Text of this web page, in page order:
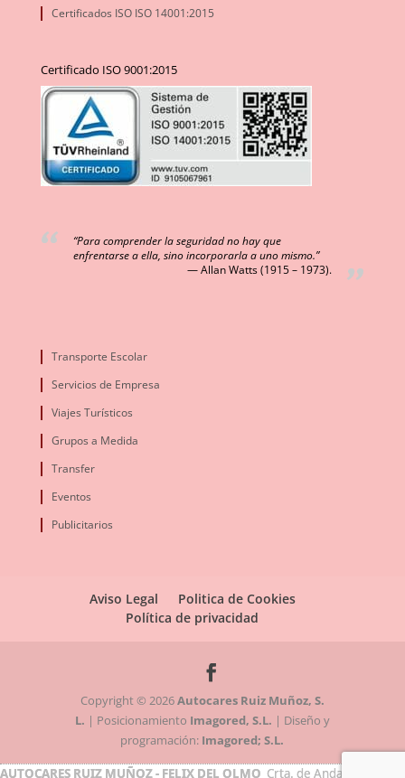
Certificados ISO ISO 14001:2015
Certificado ISO 9001:2015
“Para comprender la seguridad no hay que
enfrentarse a ella, sino incorporarla a uno mismo.”
Allan Watts (1915 – 1973).
Transporte Escolar
Servicios de Empresa
Viajes Turísticos
Grupos a Medida
Transfer
Eventos
Publicitarios
Aviso Legal
Politica de Cookies
Política de privacidad
Copyright © 2026Autocares Ruiz Muñoz, S.
L. | Posicionamiento Imagored, S.L. | Diseño y
programación: Imagored; S.L.
AUTOCARES RUIZ MUÑOZ - FELIX DEL OLMO Crta. de Andalucia, Km. 9